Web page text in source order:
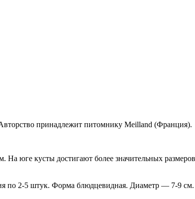
принадлежит питомнику Meilland (Франция).
юге кусты достигают более значительных
по 2-5 штук. Форма блюдцевидная. Диаметр — 7-9